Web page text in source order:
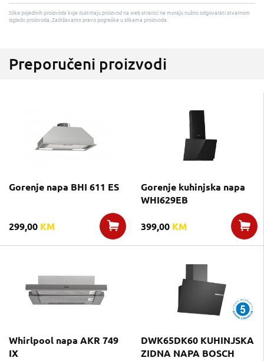
Slike pojedinih proizvoda koje ilustriraju proizvod na web stranici ne moraju nužno odgovarati stvarnom
izgledu proizvoda. Zadržavamo pravo pogreške u slikama proizvoda.
Preporučeni proizvodi
Gorenje napa BHI 611 ES
299,00 KM
Gorenje kuhinjska napa
WHI629EB
399,00 KM
Whirlpool napa AKR 749
IX
DWK65DK60 KUHINJSKA
ZIDNA NAPA BOSCH